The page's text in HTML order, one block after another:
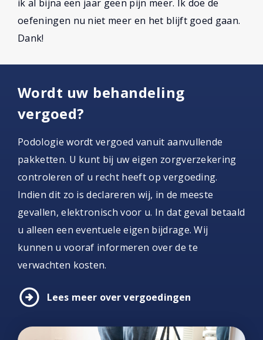
ik al bijna een jaar geen pijn meer. Ik doe de
oefeningen nu niet meer en het blijft goed gaan.
Dank!
Wordt uw behandeling
vergoed?
Podologie wordt vergoed vanuit aanvullende
pakketten. U kunt bij uw eigen zorgverzekering
controleren of u recht heeft op vergoeding.
Indien dit zo is declareren wij, in de meeste
gevallen, elektronisch voor u. In dat geval betaald
u alleen een eventuele eigen bijdrage. Wij
kunnen u vooraf informeren over de te
verwachten kosten.
arrow_circle_right Lees meer over vergoedingen